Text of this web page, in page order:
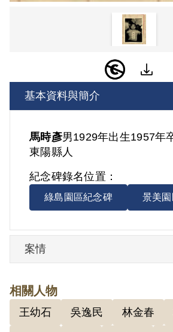
基本資料與簡介
馬時彥男1929年出生1957年
東陽縣人
紀念碑錄名位置：
綠島園區紀念碑 景美
案情
相關人物
王幼石 吳逸民 林金春